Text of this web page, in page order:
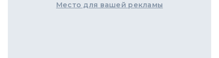
Место для вашей рекламы